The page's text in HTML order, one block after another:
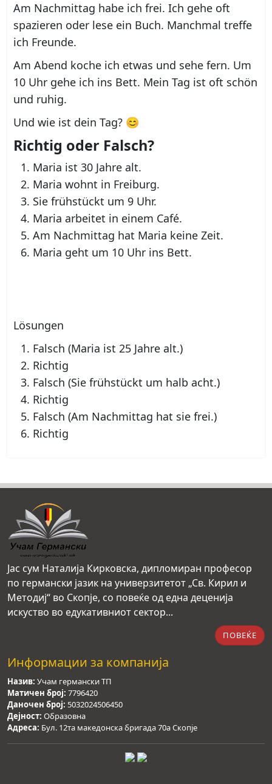
Am Nachmittag habe ich frei. Ich gehe oft
spazieren oder lese ein Buch. Manchmal treffe
ich Freunde.
Am Abend koche ich etwas und sehe fern. Um
10 Uhr gehe ich ins Bett. Mein Tag ist oft schön
und ruhig.
Und wie ist dein Tag? 😊
Richtig oder Falsch?
Maria ist 30 Jahre alt.
Maria wohnt in Freiburg.
Sie frühstückt um 9 Uhr.
Maria arbeitet in einem Café.
Am Nachmittag hat Maria keine Zeit.
Maria geht um 10 Uhr ins Bett.
Lösungen
Falsch (Maria ist 25 Jahre alt.)
Richtig
Falsch (Sie frühstückt um halb acht.)
Richtig
Falsch (Am Nachmittag hat sie frei.)
Richtig
Јас сум Наталија Кирковска, дипломиран професор
по германски јазик на универзитетот „Св. Кирил и
Методиј“ во Скопје, со повеќе од една деценија
искуство во едукативниот сектор...
ПОВЕЌЕ
Информации за компанија
Назив: Учам германски ТП
Матичен број: 7796420
Даночен број: 5032024506450
Дејност: Образовна
Адреса: Бул. 12та македонска бригада 70а Скопје